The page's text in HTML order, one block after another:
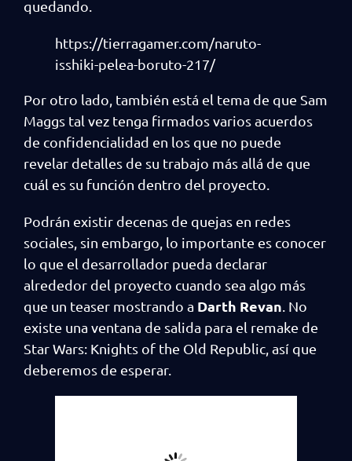
quedando.
https://tierragamer.com/naruto-
isshiki-pelea-boruto-217/
Por otro lado, también está el tema de que Sam
Maggs tal vez tenga firmados varios acuerdos
de confidencialidad en los que no puede
revelar detalles de su trabajo más allá de que
cuál es su función dentro del proyecto.
Podrán existir decenas de quejas en redes
sociales, sin embargo, lo importante es conocer
lo que el desarrollador pueda declarar
alrededor del proyecto cuando sea algo más
que un teaser mostrando a Darth Revan. No
existe una ventana de salida para el remake de
Star Wars: Knights of the Old Republic, así que
deberemos de esperar.